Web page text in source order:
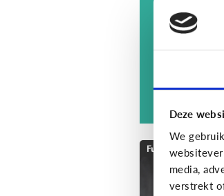
Deze
We
media,
verstrekt
Fun met media
Speels